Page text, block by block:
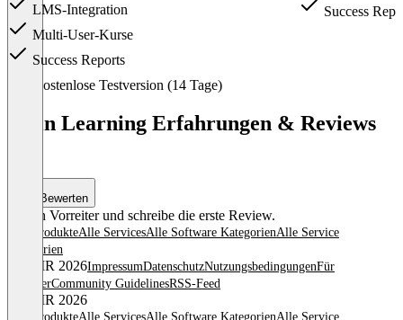
LMS-Integration
Multi-User-Kurse
Success Reports
Success
Kostenlose Testversion (14 Tage)
3spin Learning Erfahrungen & Reviews
Bewerten
Sei ein Vorreiter und schreibe die erste Review.
Alle ProdukteAlle ServicesAlle Software KategorienAlle Service
Kategorien
© OMR 2026ImpressumDatenschutzNutzungsbedingungenFür
AnbieterCommunity GuidelinesRSS-Feed
© OMR 2026
Alle ProdukteAlle ServicesAlle Software KategorienAlle Service